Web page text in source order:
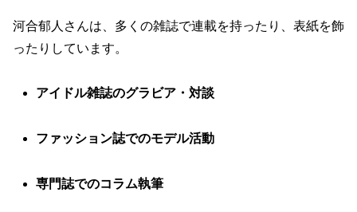
河合郁人さんは、多くの雑誌で連載を持ったり、表紙を飾
ったりしています。
アイドル雑誌のグラビア・対談
ファッション誌でのモデル活動
専門誌でのコラム執筆